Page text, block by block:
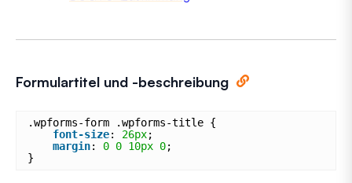
Formulartitel und -beschreibung
.wpforms-form .wpforms-title {
font-size: 26px;
margin: 0 0 10px 0;
}